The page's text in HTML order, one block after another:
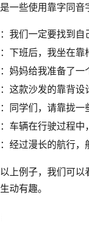
些使用靠字同音
：我们一定要找到自
：下班后，我坐在靠
：妈妈给我准备了一
：这款沙发的靠背设
：同学们，请靠拢一
：车辆在行驶过程中
：经过漫长的航行，
例子，我们可以
动有趣。